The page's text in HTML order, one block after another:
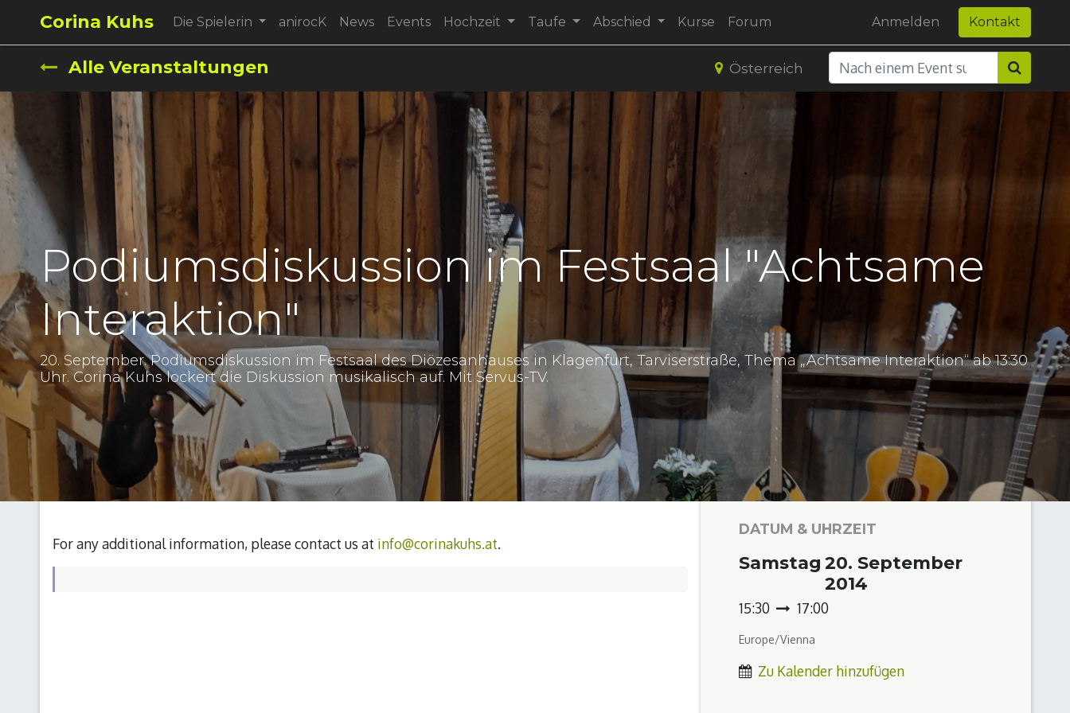
Corina Kuhs Die Spielerin anirocK News Events Hochzeit Taufe Abschied Kurse Forum Anmelden Kontakt
Alle Veranstaltungen Österreich
Podiumsdiskussion im Festsaal "Achtsame
Interaktion"
20. September. Podiumsdiskussion im Festsaal des Diözesanhauses in Klagenfurt, Tarviserstraße, Thema „Achtsame Interaktion“ ab 13:30
Uhr. Corina Kuhs lockert die Diskussion musikalisch auf. Mit Servus-TV.
For any additional information, please contact us at info@corinakuhs.at.
DATUM & UHRZEIT
Samstag 20. September
2014
15:30 17:00
Europe/Vienna
Zu Kalender hinzufügen